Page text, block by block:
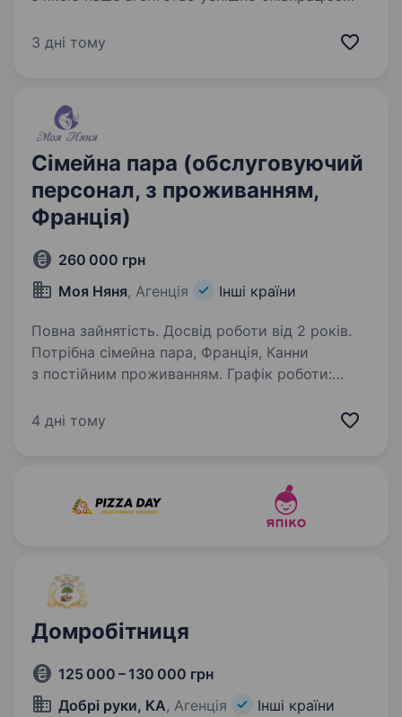
комфортні умови проживання (окрема
3 дні тому
Сімейна пара (обслуговуючий
персонал, з проживанням,
Франція)
260 000 грн
Моя Няня, Агенція Інші країни
Повна зайнятість. Досвід роботи від 2 років.
Потрібна сімейна пара, Франція, Канни
з постійним проживанням. Графік роботи:
з'їжджається і вся в зборі, то графік
4 дні тому
Домробітниця
125 000 – 130 000 грн
Добрі руки, КА, Агенція Інші країни